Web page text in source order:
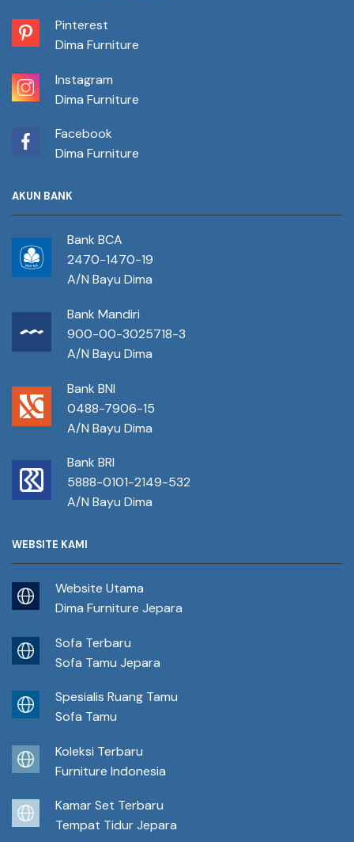
Pinterest
Dima Furniture
Instagram
Dima Furniture
Facebook
Dima Furniture
AKUN BANK
Bank BCA
2470-1470-19
A/N Bayu Dima
Bank Mandiri
900-00-3025718-3
A/N Bayu Dima
Bank BNI
0488-7906-15
A/N Bayu Dima
Bank BRI
5888-0101-2149-532
A/N Bayu Dima
WEBSITE KAMI
Website Utama
Dima Furniture Jepara
Sofa Terbaru
Sofa Tamu Jepara
Spesialis Ruang Tamu
Sofa Tamu
Koleksi Terbaru
Furniture Indonesia
Kamar Set Terbaru
Tempat Tidur Jepara